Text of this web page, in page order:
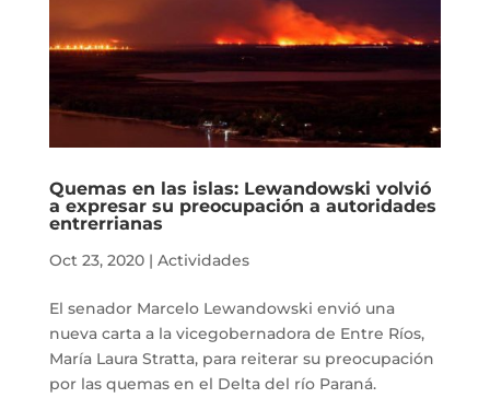
Quemas en las islas: Lewandowski volvió
a expresar su preocupación a autoridades
entrerrianas
Oct 23, 2020| Actividades
El senador Marcelo Lewandowski envió una
nueva carta a la vicegobernadora de Entre Ríos,
María Laura Stratta, para reiterar su preocupación
por las quemas en el Delta del río Paraná.